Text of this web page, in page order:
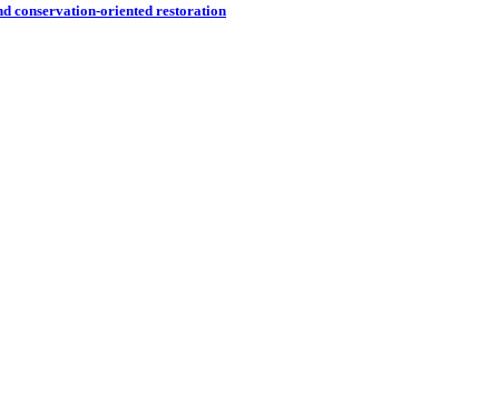
conservation-oriented restoration